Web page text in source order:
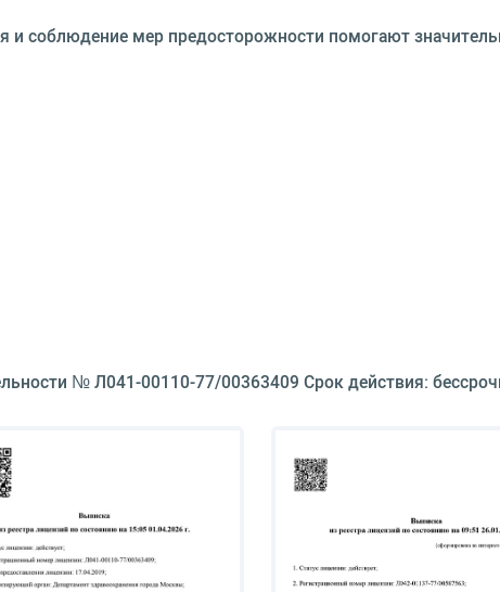
и соблюдение мер предосторожности помогают
№ Л041-00110-77/00363409 Срок действия: